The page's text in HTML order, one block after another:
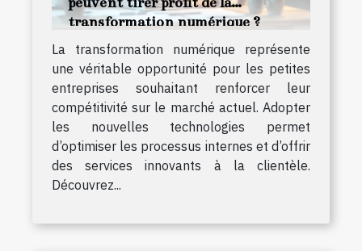
transformation numérique ?
La transformation numérique représente
une véritable opportunité pour les petites
entreprises souhaitant renforcer leur
compétitivité sur le marché actuel. Adopter
les nouvelles technologies permet
d’optimiser les processus internes et d’offrir
des services innovants à la clientèle.
Découvrez...